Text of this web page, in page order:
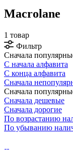
Macrolane
1 товар
Фильтр
Сначала
С начала алфавита
С конца алфавита
Сначала
Сначала
Сначала дешевые
Сначала дорогие
По возрастанию
По убыванию